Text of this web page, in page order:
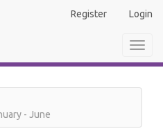
Register Login
- June